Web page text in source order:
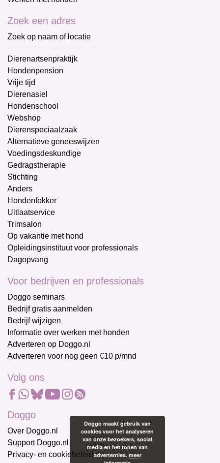
Zoek een adres
Zoek op naam of locatie
Dierenartsenpraktijk
Hondenpension
Vrije tijd
Dierenasiel
Hondenschool
Webshop
Dierenspeciaalzaak
Alternatieve geneeswijzen
Voedingsdeskundige
Gedragstherapie
Stichting
Anders
Hondenfokker
Uitlaatservice
Trimsalon
Op vakantie met hond
Opleidingsinstituut voor professionals
Dagopvang
Voor bedrijven en professionals
Doggo seminars
Bedrijf gratis aanmelden
Bedrijf wijzigen
Informatie over werken met honden
Adverteren op Doggo.nl
Adverteren voor nog geen €10 p/mnd
Volg ons
Doggo
Over Doggo.nl
Support Doggo.nl
Privacy- en cookiebeleid
Doggo maakt gebruik van
cookies voor het analyseren
van onze bezoekers, social
media en het tonen van
advertenties. meer